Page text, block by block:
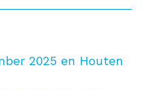
2025 en Houten